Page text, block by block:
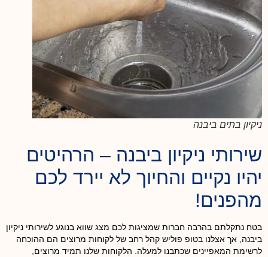
ניקיון בתים ביבנה
שירותי ניקיון ביבנה – הרהיטים
יהיו נקיים והחיוך לא יירד לכם
מהפנים!
בטח נתקלתם בהרבה חברות שמציגות לכם מצג שווא בנוגע לשירותי ניקיון
ביבנה, אך אצלנו בטופ פוליש קהל רחב של לקוחות מרוצים הם ההוכחה
לרשימת המאפיינים שכתבנו למעלה. הלקוחות שלנו תמיד מרוצים,